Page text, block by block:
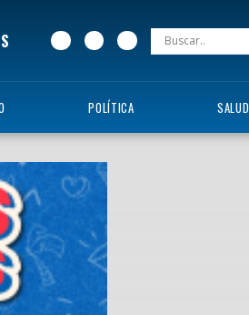
POLÍTICA SALUD